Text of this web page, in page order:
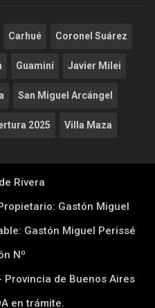
Carhué Coronel Suárez
Guaminí Javier Milei
San Miguel Arcángel
2025 Villa Maza
Gastón Miguel
Gastón Miguel Perissé
Nº
Provincia de Buenos Aires
en trámite.